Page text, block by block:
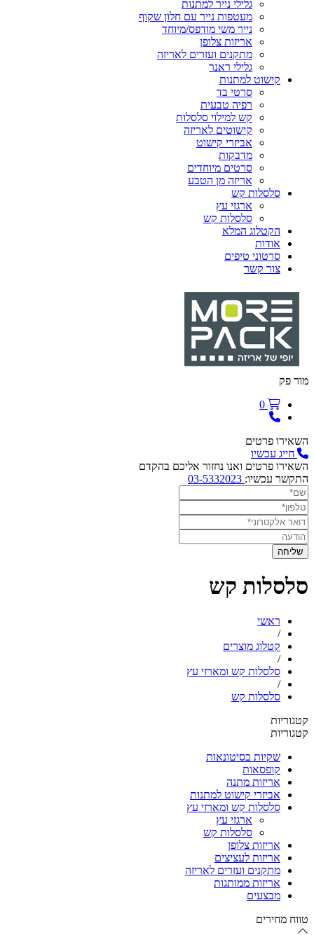
גלילי נייר למתנות
מעטפות נייר עם חלון שקוף
נייר משי מודפס/מיוחד
אריזות צלופן
מתקנים ועזרים לאריזה
גלילי ראנר
קישוט למתנות
סרטי בד
רפיה טבעית
קש למילוי סלסלות
קישוטים לאריזה
אביזרי קישוט
מדבקות
סרטים מיוחדים
אריזה מן הטבע
סלסלות קש
ארגזי עץ
סלסלות קש
הקטלוג המלא
אודות
סרטוני טיפים
צור קשר
מור פק
0
השאירו פרטים
חייג עכשיו
השאירו פרטים ואנו נחזור אליכם בהקדם
התקשר עכשיו:
סלסלות קש
ראשי
/
קטלוג מוצרים
/
סלסלות קש ומארזי עץ
/
סלסלות קש
קטגוריות
קטגוריות
שקיות בסיטונאות
קופסאות
אריזות מתנה
אביזרי קישוט למתנות
סלסלות קש ומארזי עץ
ארגזי עץ
סלסלות קש
אריזות צלופן
אריזות לעציצים
מתקנים ועזרים לאריזה
אריזות ממותגות
מבצעים
טווח מחירים